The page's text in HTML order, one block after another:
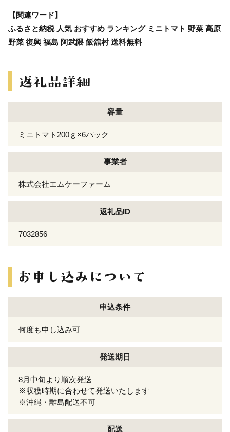
【関連ワード】
ふるさと納税 人気 おすすめ ランキング ミニトマト 野菜 高原
野菜 復興 福島 阿武隈 飯舘村 送料無料
容量
ミニトマト200ｇ×6パック
事業者
株式会社エムケーファーム
返礼品ID
7032856
申込条件
何度も申し込み可
発送期日
8月中旬より順次発送
※収穫時期に合わせて発送いたします
※沖縄・離島配送不可
配送